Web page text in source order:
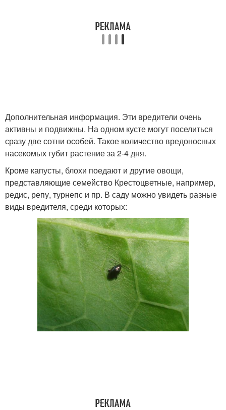
Дополнительная информация. Эти вредители очень
активны и подвижны. На одном кусте могут поселиться
сразу две сотни особей. Такое количество вредоносных
насекомых губит растение за 2-4 дня.
Кроме капусты, блохи поедают и другие овощи,
представляющие семейство Крестоцветные, например,
редис, репу, турнепс и пр. В саду можно увидеть разные
виды вредителя, среди которых: